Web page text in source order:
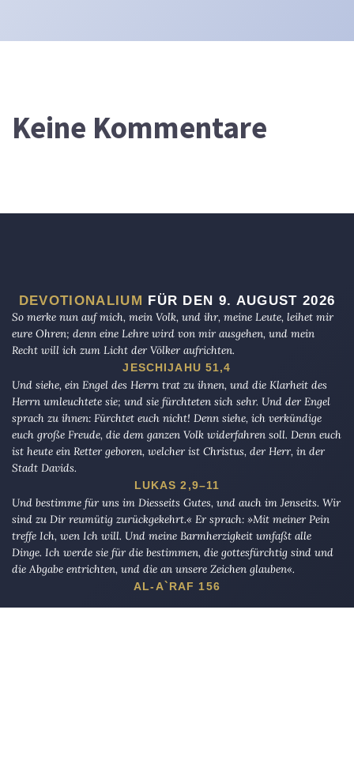
Keine Kommentare
DEVOTIONALIUM
FÜR DEN 9. AUGUST 2026
So merke nun auf mich, mein Volk, und ihr, meine Leute, leihet mir
eure Ohren; denn eine Lehre wird von mir ausgehen, und mein
Recht will ich zum Licht der Völker aufrichten.
JESCHIJAHU 51,4
Und siehe, ein Engel des Herrn trat zu ihnen, und die Klarheit des
Herrn umleuchtete sie; und sie fürchteten sich sehr. Und der Engel
sprach zu ihnen: Fürchtet euch nicht! Denn siehe, ich verkündige
euch große Freude, die dem ganzen Volk widerfahren soll. Denn euch
ist heute ein Retter geboren, welcher ist Christus, der Herr, in der
Stadt Davids.
LUKAS 2,9–11
Und bestimme für uns im Diesseits Gutes, und auch im Jenseits. Wir
sind zu Dir reumütig zurückgekehrt.« Er sprach: »Mit meiner Pein
treffe Ich, wen Ich will. Und meine Barmherzigkeit umfaßt alle
Dinge. Ich werde sie für die bestimmen, die gottesfürchtig sind und
die Abgabe entrichten, und die an unsere Zeichen glauben«.
AL-A`RAF 156